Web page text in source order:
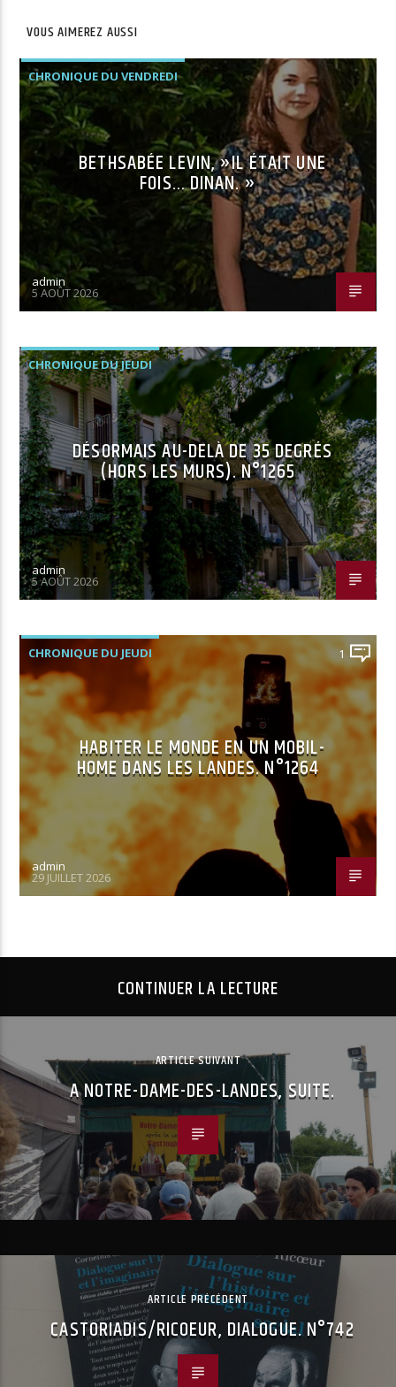
VOUS AIMEREZ AUSSI
CHRONIQUE DU VENDREDI
BETHSABÉE LEVIN, »IL ÉTAIT UNE
FOIS… DINAN. »
admin
5 AOÛT 2026
CHRONIQUE DU JEUDI
DÉSORMAIS AU-DELÀ DE 35 DEGRÉS
(HORS LES MURS). N°1265
admin
5 AOÛT 2026
CHRONIQUE DU JEUDI 1
HABITER LE MONDE EN UN MOBIL-
HOME DANS LES LANDES. N°1264
admin
29 JUILLET 2026
CONTINUER LA LECTURE
ARTICLE SUIVANT
A NOTRE-DAME-DES-LANDES, SUITE.
ARTICLE PRÉCÉDENT
CASTORIADIS/RICOEUR, DIALOGUE. N°742